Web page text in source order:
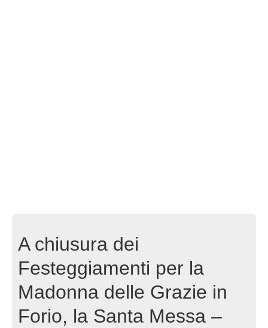
A chiusura dei
Festeggiamenti per la
Madonna delle Grazie in
Forio, la Santa Messa –